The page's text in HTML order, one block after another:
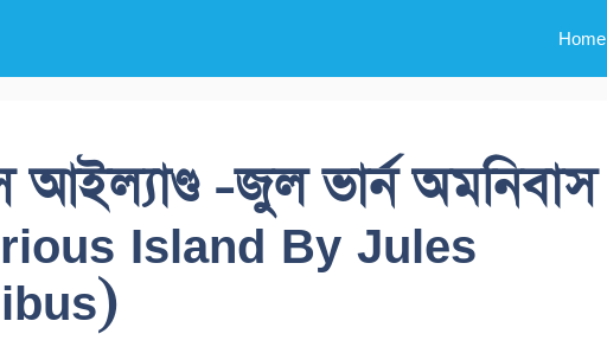
Home
আইল্যাণ্ড -জুল ভার্ন অমনিবাস
Island By Jules